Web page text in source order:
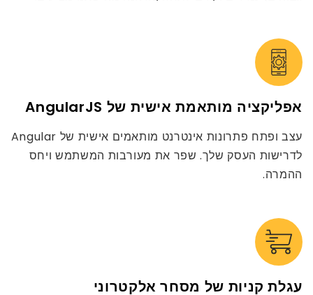
אפליקציה מותאמת אישית של AngularJS
עצב ופתח פתרונות אינטרנט מותאמים אישית של Angular
לדרישות העסק שלך. שפר את מעורבות המשתמש ויחס
ההמרה.
עגלת קניות של מסחר אלקטרוני